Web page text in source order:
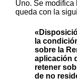
Uno. Se
queda con la
la
sobre la
aplicación
retener
de no